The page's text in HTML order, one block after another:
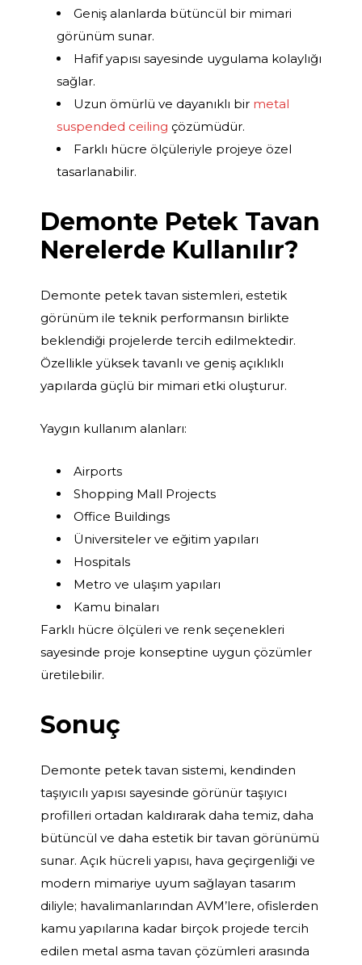
Geniş alanlarda bütüncül bir mimari
görünüm sunar.
Hafif yapısı sayesinde uygulama kolaylığı
sağlar.
Uzun ömürlü ve dayanıklı bir metal
suspended ceiling çözümüdür.
Farklı hücre ölçüleriyle projeye özel
tasarlanabilir.
Demonte Petek Tavan
Nerelerde Kullanılır?
Demonte petek tavan sistemleri, estetik
görünüm ile teknik performansın birlikte
beklendiği projelerde tercih edilmektedir.
Özellikle yüksek tavanlı ve geniş açıklıklı
yapılarda güçlü bir mimari etki oluşturur.
Yaygın kullanım alanları:
Airports
Shopping Mall Projects
Office Buildings
Üniversiteler ve eğitim yapıları
Hospitals
Metro ve ulaşım yapıları
Kamu binaları
Farklı hücre ölçüleri ve renk seçenekleri
sayesinde proje konseptine uygun çözümler
üretilebilir.
Sonuç
Demonte petek tavan sistemi, kendinden
taşıyıcılı yapısı sayesinde görünür taşıyıcı
profilleri ortadan kaldırarak daha temiz, daha
bütüncül ve daha estetik bir tavan görünümü
sunar. Açık hücreli yapısı, hava geçirgenliği ve
modern mimariye uyum sağlayan tasarım
diliyle; havalimanlarından AVM’lere, ofislerden
kamu yapılarına kadar birçok projede tercih
edilen metal asma tavan çözümleri arasında